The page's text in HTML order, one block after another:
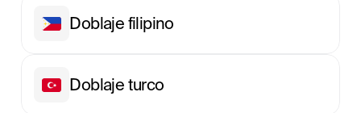
Doblaje filipino
Doblaje turco